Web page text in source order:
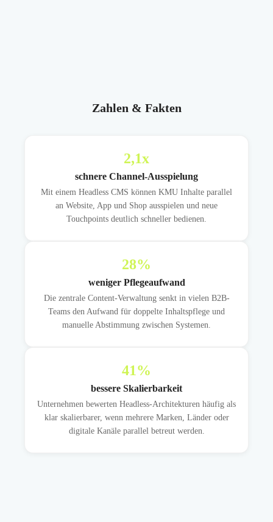
Zahlen & Fakten
2,1x
schnere Channel-Ausspielung
Mit einem Headless CMS können KMU Inhalte parallel
an Website, App und Shop ausspielen und neue
Touchpoints deutlich schneller bedienen.
28%
weniger Pflegeaufwand
Die zentrale Content-Verwaltung senkt in vielen B2B-
Teams den Aufwand für doppelte Inhaltspflege und
manuelle Abstimmung zwischen Systemen.
41%
bessere Skalierbarkeit
Unternehmen bewerten Headless-Architekturen häufig als
klar skalierbarer, wenn mehrere Marken, Länder oder
digitale Kanäle parallel betreut werden.